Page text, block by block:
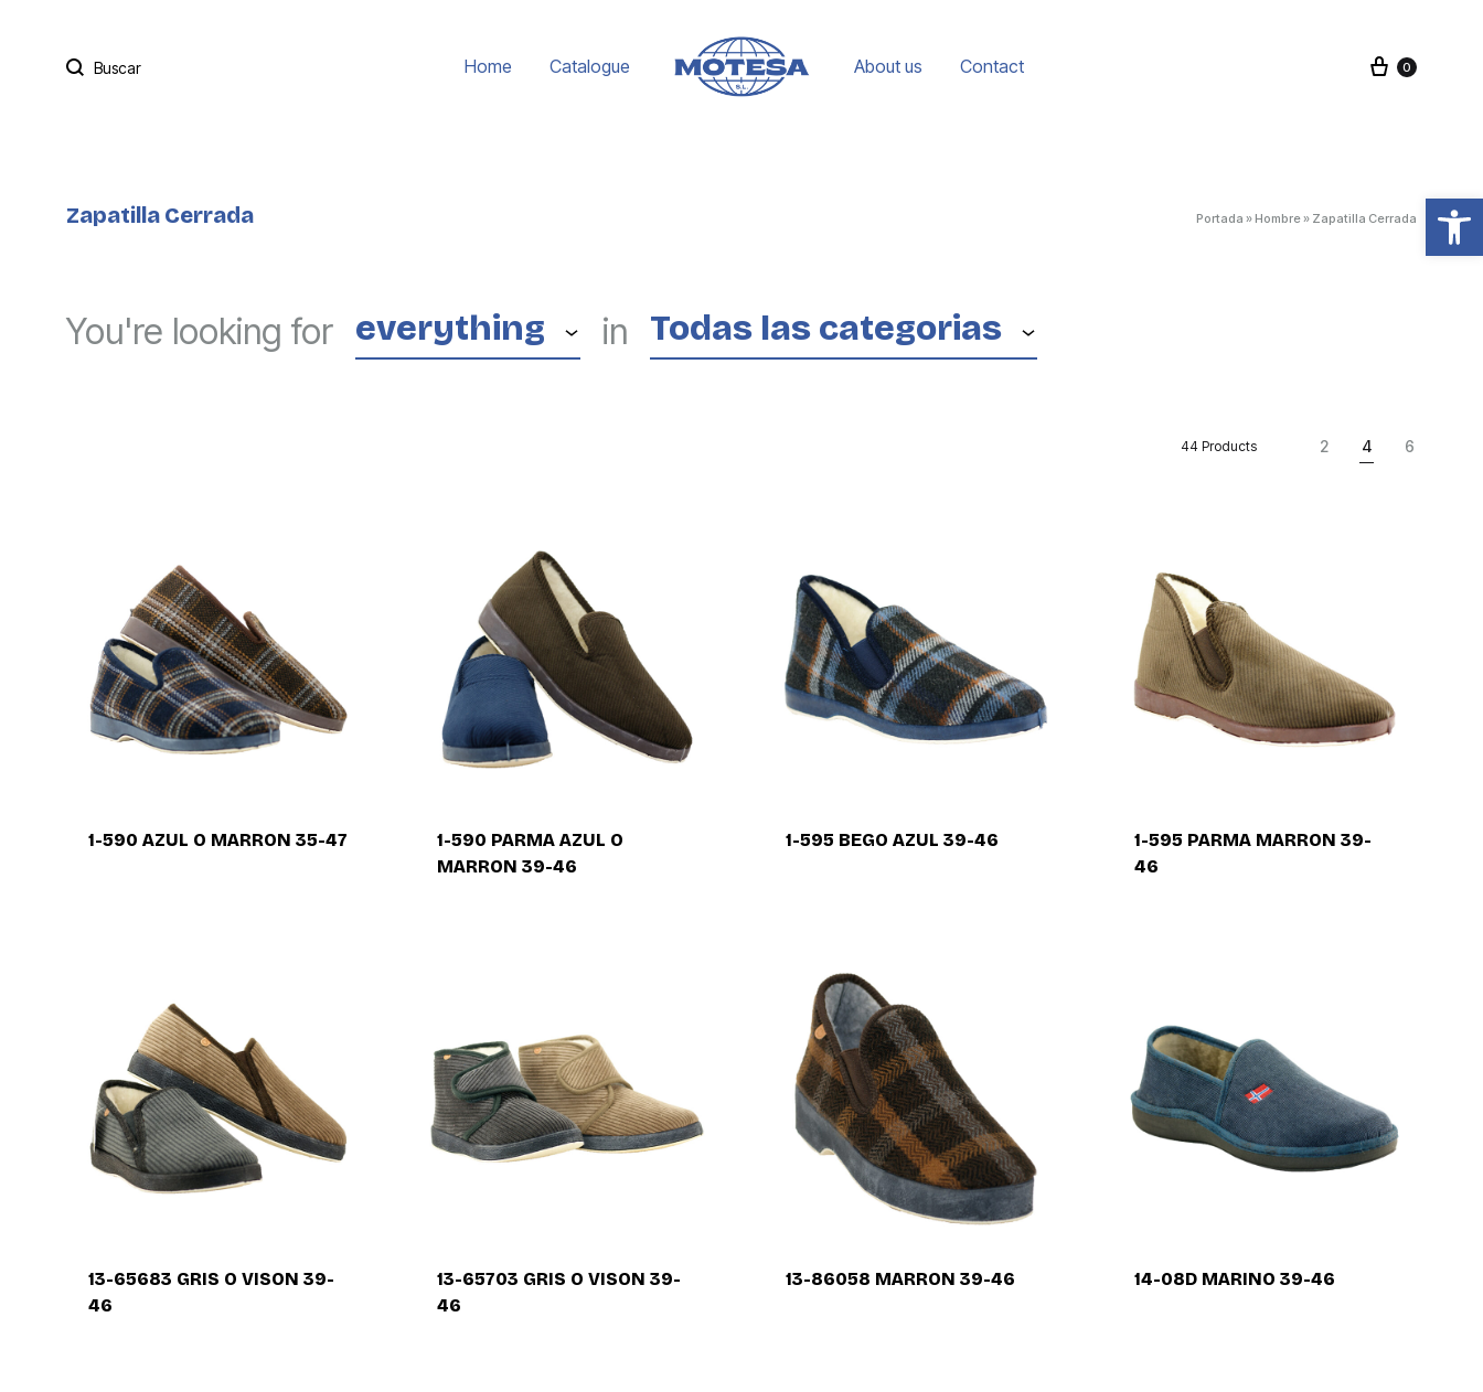
Open toolbar
Buscar Home Catalogue
años
About us Contact Cart
0
Zapatilla Cerrada Portada » Hombre» Zapatilla Cerrada
You're looking for everything in Todas las categorias
2 4 6
44 Products
1-590 AZUL O MARRON 35-47
1-590 PARMA AZUL O
MARRON 39-46
1-595 BEGO AZUL 39-46
1-595 PARMA MARRON 39-
46
13-65683 GRIS O VISON 39-
46
13-65703 GRIS O VISON 39-
46
13-86058 MARRON 39-46 14-08D MARINO 39-46